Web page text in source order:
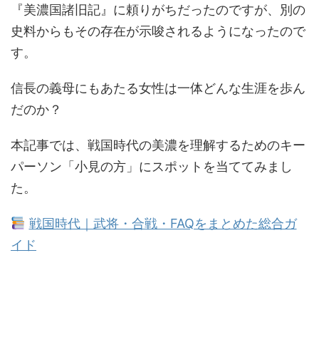
『美濃国諸旧記』に頼りがちだったのですが、別の
史料からもその存在が示唆されるようになったので
す。
信長の義母にもあたる女性は一体どんな生涯を歩ん
だのか？
本記事では、戦国時代の美濃を理解するためのキー
パーソン「小見の方」にスポットを当ててみまし
た。
戦国時代｜武将・合戦・FAQをまとめた総合ガ
イド